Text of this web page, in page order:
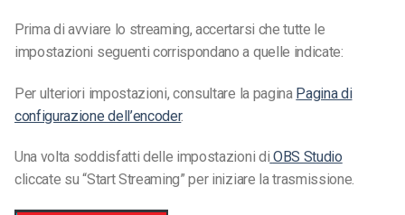
Prima di avviare lo streaming, accertarsi che tutte le
impostazioni seguenti corrispondano a quelle indicate:
Per ulteriori impostazioni, consultare la pagina Pagina di
configurazione dell’encoder.
Una volta soddisfatti delle impostazioni di OBS Studio
cliccate su “Start Streaming” per iniziare la trasmissione.